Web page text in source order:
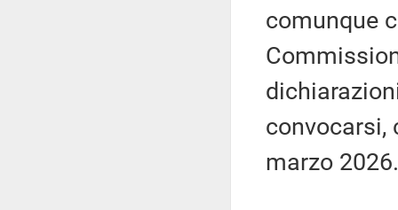
comunque
convocarsi,
marzo 2026.